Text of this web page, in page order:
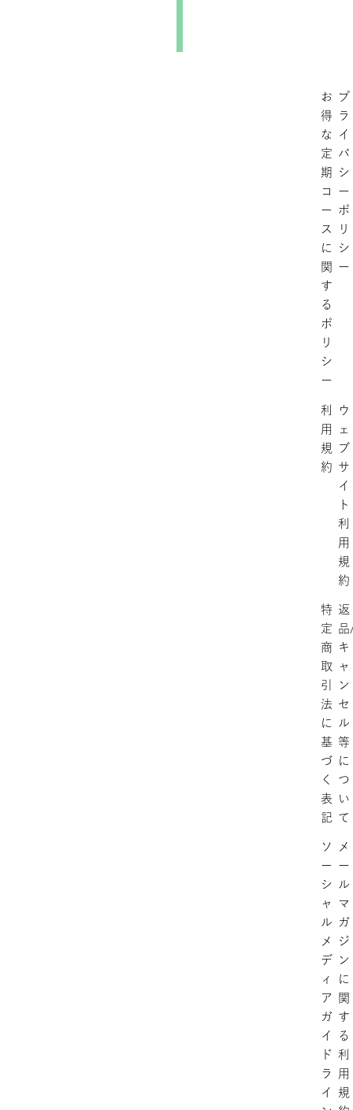
お
得
な
定
期
コ
ー
ス
に
関
す
る
ポ
リ
シ
ー
プ
ラ
イ
バ
シ
ー
ポ
リ
シ
ー
利
用
規
約
ウ
ェ
ブ
サ
イ
ト
利
用
規
約
特
定
商
取
引
法
に
基
づ
く
表
記
返
キ
ャ
ン
セ
ル
等
に
つ
い
て
ソ
ー
シ
ャ
ル
メ
デ
ィ
ア
ガ
イ
ド
ラ
イ
メ
ー
ル
マ
ガ
ジ
ン
に
関
す
る
利
用
規